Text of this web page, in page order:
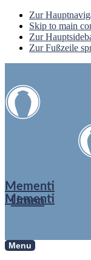
Zur
Skip to main
Zur
Zur Fußzeile
Mementi
Urnen
Mementi
Menu